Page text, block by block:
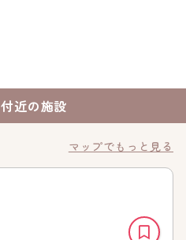
近の施設
マップでもっと見る